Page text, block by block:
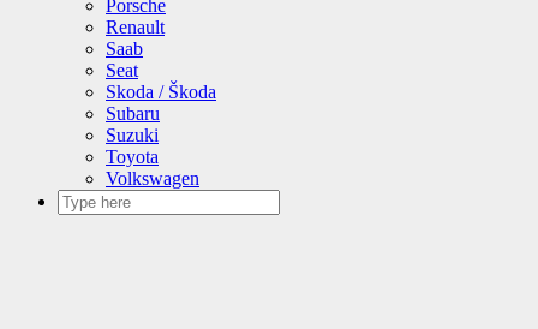
Porsche
Renault
Saab
Seat
Skoda / Škoda
Subaru
Suzuki
Toyota
Volkswagen